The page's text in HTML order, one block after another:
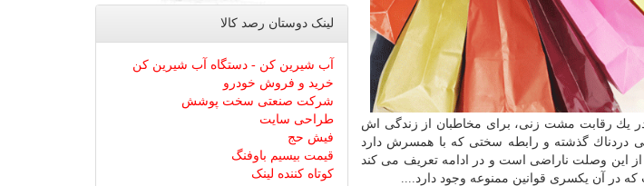
رقابت مشت زنی، برای مخاطبان از زندگی اش
دردناك گذشته و رابطه سختی كه با همسرش دارد
از این وصلت ناراضی است و در ادامه تعریف می كند
در آن یكسری قوانین ممنوعه وجود دارد....
لینک دوستان رصد كالا
آب شیرین کن - دستگاه آب شیرین کن
خرید و فروش خودرو
شرکت صنعتی سخت پوشش
طراحی سایت
فیش حج
قیمت بیسیم باوفنگ
کوتاه کننده لینک